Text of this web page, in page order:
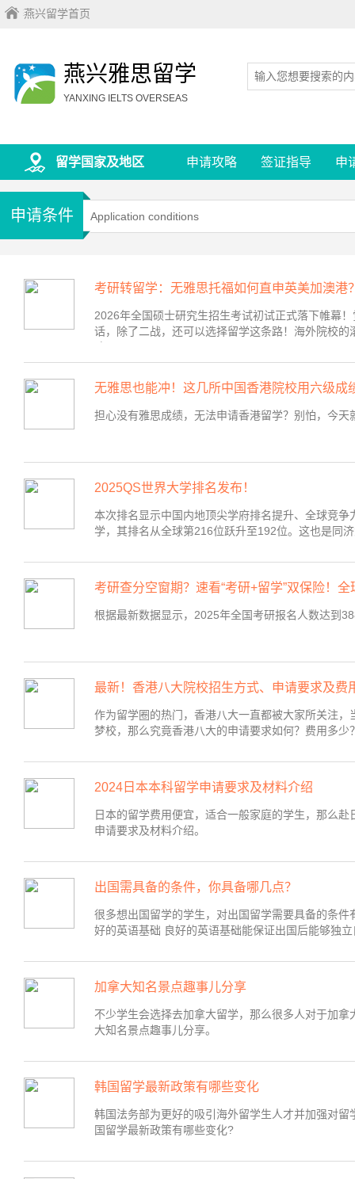
燕兴留学首页
燕兴雅思留学
YANXING IELTS OVERSEAS
留学国家及地区 申请攻略 签证指导 申
申请条件 Application conditions
考研转留学：无雅思托福如何直申英美加澳港
2026年全国硕士研究生招生考试初试正式落下帷幕
话，除了二战，还可以选择留学这条路！海外院校
无雅思也能冲！这几所中国香港院校用六级成
担心没有雅思成绩，无法申请香港留学？别怕，今
2025QS世界大学排名发布！
本次排名显示中国内地顶尖学府排名提升、全球竞
学，其排名从全球第216位跃升至192位。这也是同
考研查分空窗期？速看“考研+留学”双保险！
根据最新数据显示，2025年全国考研报名人数达到
最新！香港八大院校招生方式、申请要求及费
作为留学圈的热门，香港八大一直都被大家所关注
梦校，那么究竟香港八大的申请要求如何？费用多少
2024日本本科留学申请要求及材料介绍
日本的留学费用便宜，适合一般家庭的学生，那么
申请要求及材料介绍。
出国需具备的条件，你具备哪几点？
很多想出国留学的学生，对出国留学需要具备的条
好的英语基础 良好的英语基础能保证出国后能够独
加拿大知名景点趣事儿分享
不少学生会选择去加拿大留学，那么很多人对于加
大知名景点趣事儿分享。
韩国留学最新政策有哪些变化
韩国法务部为更好的吸引海外留学生人才并加强对
国留学最新政策有哪些变化?